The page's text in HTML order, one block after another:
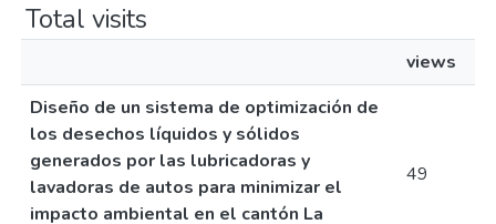
Total visits
views
Diseño de un sistema de optimización de
los desechos líquidos y sólidos
generados por las lubricadoras y
lavadoras de autos para minimizar el
impacto ambiental en el cantón La
49